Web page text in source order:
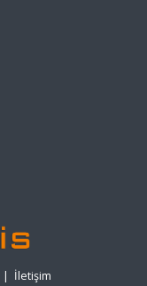
| İletişim